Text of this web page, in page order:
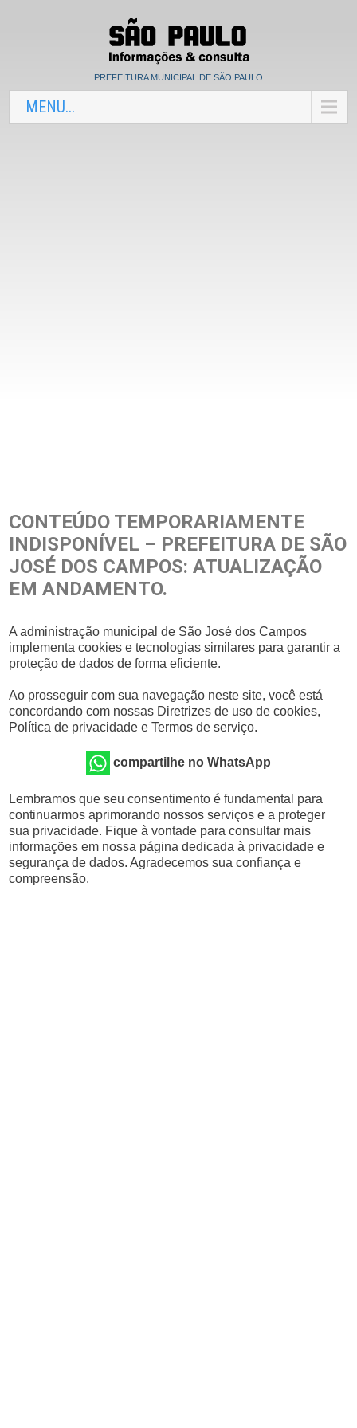
PREFEITURA MUNICIPAL DE SÃO PAULO
MENU...
CONTEÚDO TEMPORARIAMENTE
INDISPONÍVEL – PREFEITURA DE SÃO
JOSÉ DOS CAMPOS: ATUALIZAÇÃO
EM ANDAMENTO.
A administração municipal de São José dos Campos
implementa cookies e tecnologias similares para garantir a
proteção de dados de forma eficiente.
Ao prosseguir com sua navegação neste site, você está
concordando com nossas Diretrizes de uso de cookies,
Política de privacidade e Termos de serviço.
compartilhe no WhatsApp
Lembramos que seu consentimento é fundamental para
continuarmos aprimorando nossos serviços e a proteger
sua privacidade. Fique à vontade para consultar mais
informações em nossa página dedicada à privacidade e
segurança de dados. Agradecemos sua confiança e
compreensão.